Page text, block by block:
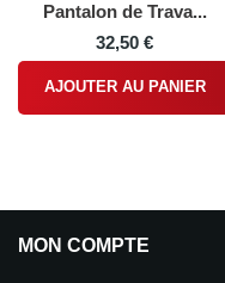
Pantalon de Trava...
32,50 €
AJOUTER AU PANIER
MON COMPTE